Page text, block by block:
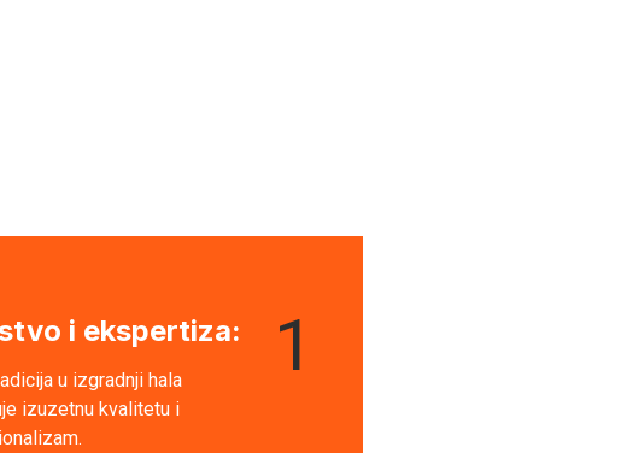
i ekspertiza: 1
u izgradnji hala
izuzetnu kvalitetu i